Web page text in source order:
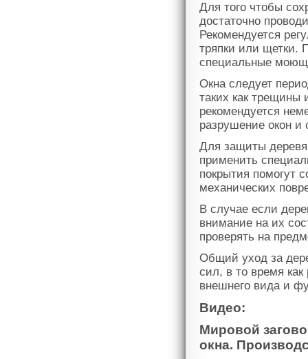
Для того чтобы
достаточно
Рекомендуется
тряпки или щетки.
специальные
Окна следует
таких как трещины
рекомендуется
разрушение окон и
Для защиты
применить
покрытия помогут
механических
В случае если
внимание на их
проверять на
Общий уход за
сил, в то время как
внешнего вида и
Видео:
Мировой
окна.